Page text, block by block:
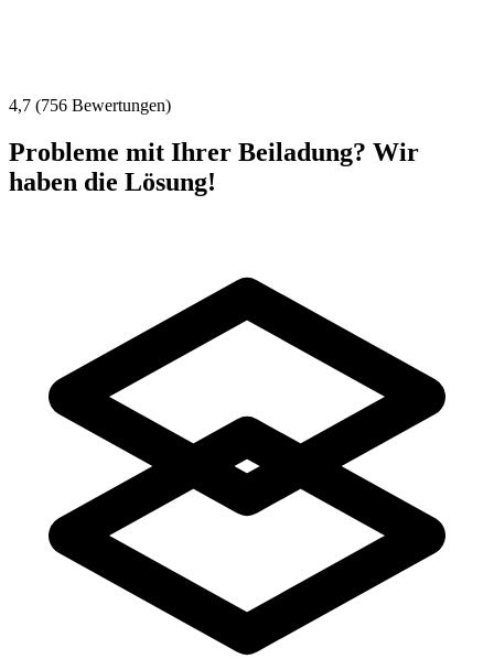
4,7 (756 Bewertungen)
Probleme mit Ihrer Beiladung? Wir
haben die Lösung!